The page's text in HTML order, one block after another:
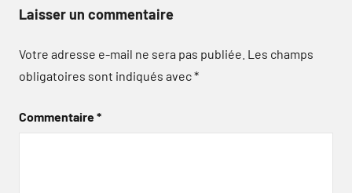
Laisser un commentaire
Votre adresse e-mail ne sera pas publiée. Les champs
obligatoires sont indiqués avec*
Commentaire*